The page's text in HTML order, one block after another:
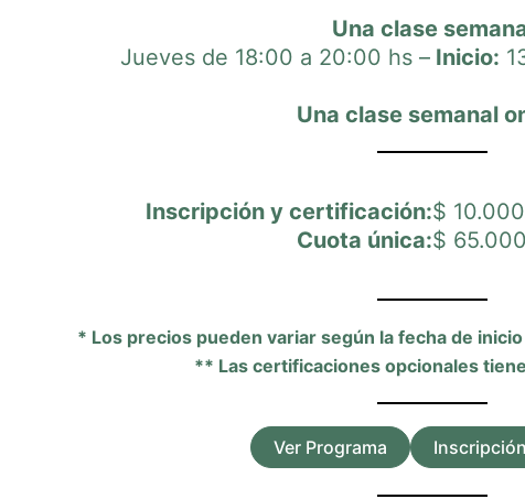
Una clase
Jueves de 18:00 a 20:00 hs – Inicio:
Una clase semanal
Inscripción y certificación:
Cuota única:
$
$
* Los precios pueden variar según la fecha de
** Las certificaciones opcionales
Ver Programa